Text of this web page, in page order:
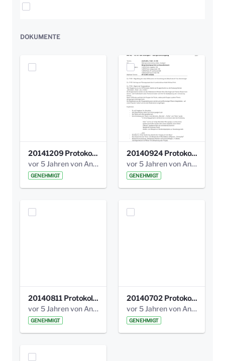
Elemente auswählen
DOKUMENTE
20141209 Protokoll Park am Gesundheitsamt 04.pdf
vor 5 Jahren von Anni Schlumberger
GENEHMIGT
20140924 Protokoll Park am Gesundheitsamt 03.pdf
vor 5 Jahren von Anni Schlumberger
GENEHMIGT
20140811 Protokoll Park am Gesundheitsamt 02.pdf
vor 5 Jahren von Anni Schlumberger
GENEHMIGT
20140702 Protokoll Park am Gesundheitsam 01.pdf
vor 5 Jahren von Anni Schlumberger
GENEHMIGT